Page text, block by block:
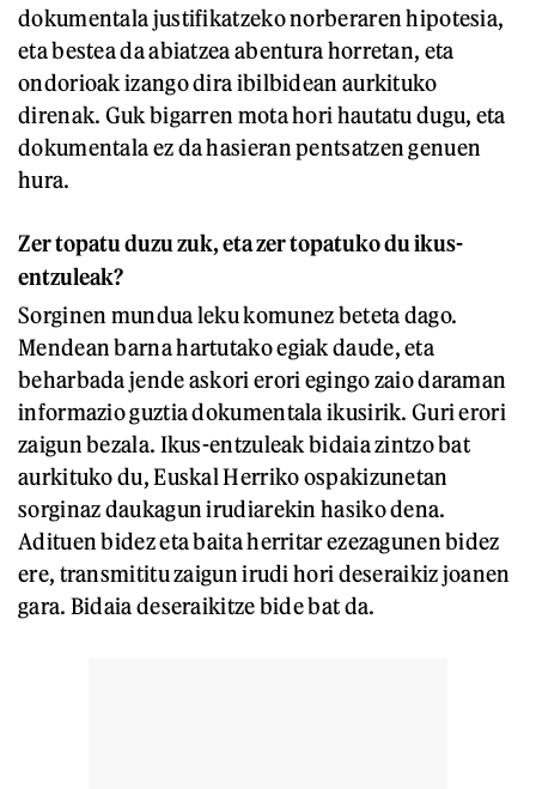
dokumentala justifikatzeko norberaren hipotesia,
eta bestea da abiatzea abentura horretan, eta
ondorioak izango dira ibilbidean aurkituko
direnak. Guk bigarren mota hori hautatu dugu, eta
dokumentala ez da hasieran pentsatzen genuen
hura.
Zer topatu duzu zuk, eta zer topatuko du ikus-
entzuleak?
Sorginen mundua leku komunez beteta dago.
Mendean barna hartutako egiak daude, eta
beharbada jende askori erori egingo zaio daraman
informazio guztia dokumentala ikusirik. Guri erori
zaigun bezala. Ikus-entzuleak bidaia zintzo bat
aurkituko du, Euskal Herriko ospakizunetan
sorginaz daukagun irudiarekin hasiko dena.
Adituen bidez eta baita herritar ezezagunen bidez
ere, transmititu zaigun irudi hori deseraikiz joanen
gara. Bidaia deseraikitze bide bat da.